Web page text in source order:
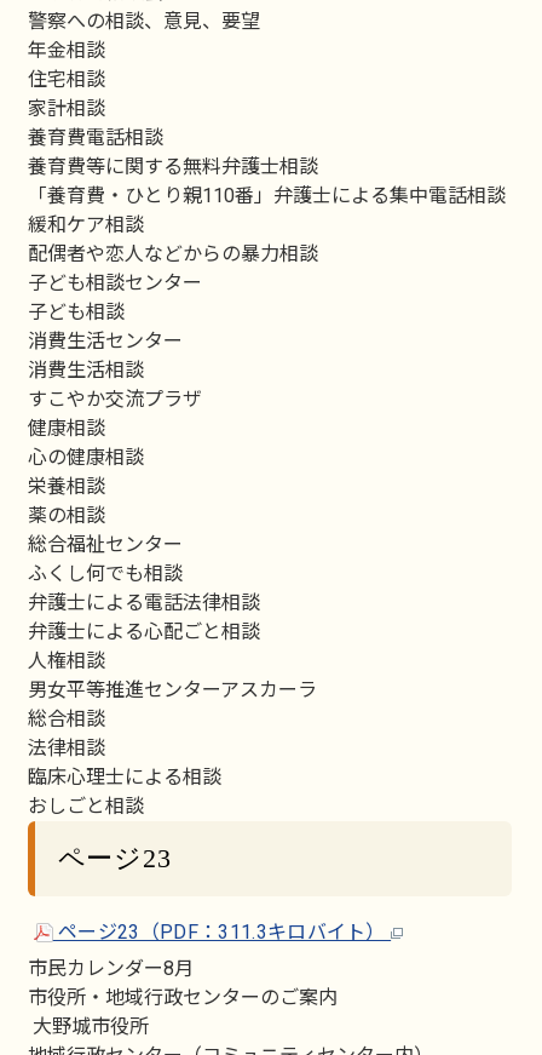
警察への相談、意見、要望
年金相談
住宅相談
家計相談
養育費電話相談
養育費等に関する無料弁護士相談
「養育費・ひとり親110番」弁護士による集中電話相談
緩和ケア相談
配偶者や恋人などからの暴力相談
子ども相談センター
子ども相談
消費生活センター
消費生活相談
すこやか交流プラザ
健康相談
心の健康相談
栄養相談
薬の相談
総合福祉センター
ふくし何でも相談
弁護士による電話法律相談
弁護士による心配ごと相談
人権相談
男女平等推進センターアスカーラ
総合相談
法律相談
臨床心理士による相談
おしごと相談
ページ23
ページ23（PDF：311.3キロバイト）
市民カレンダー8月
市役所・地域行政センターのご案内
大野城市役所